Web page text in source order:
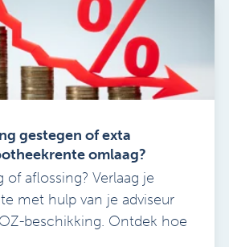
gestegen of exta
omlaag?
of aflossing? Verlaag je
met hulp van je adviseur
beschikking. Ontdek hoe